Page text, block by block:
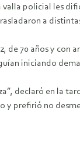
valla policial les
a
de 70 años y con
iniciando
declaró en la
y prefirió no